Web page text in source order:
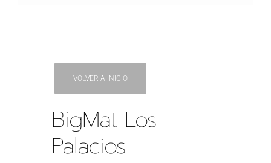
VOLVER A INICIO
BigMat Los
Palacios